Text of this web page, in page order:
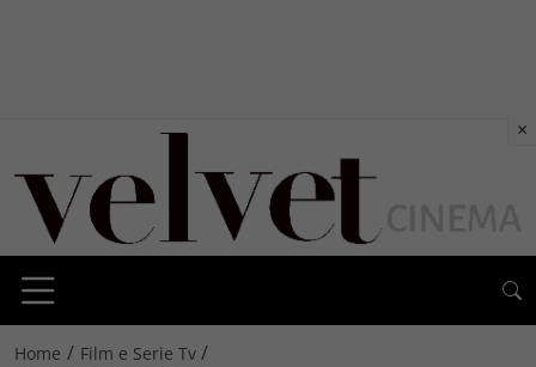
Home / Film e Serie Tv /
×